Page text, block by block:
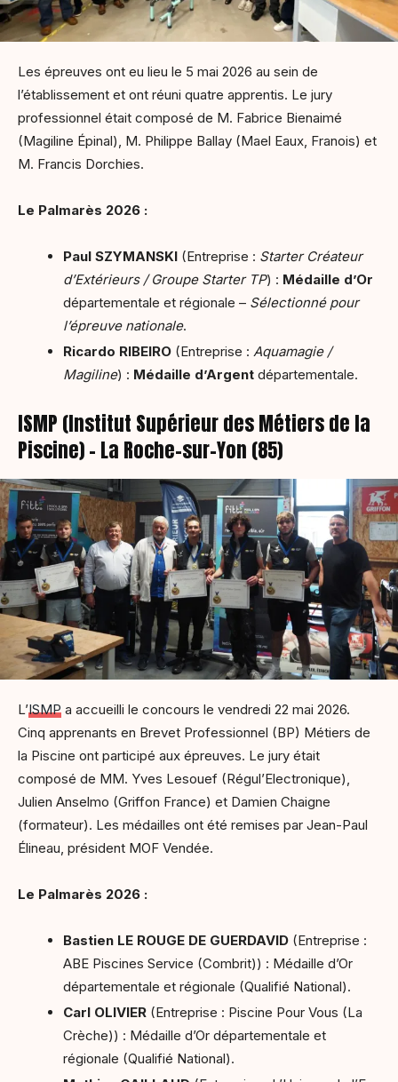
Les épreuves ont eu lieu le 5 mai 2026 au sein de
l’établissement et ont réuni quatre apprentis. Le jury
professionnel était composé de M. Fabrice Bienaimé
(Magiline Épinal), M. Philippe Ballay (Mael Eaux, Franois) et
M. Francis Dorchies.
Le Palmarès 2026 :
Paul SZYMANSKI (Entreprise : Starter Créateur
d’Extérieurs / Groupe Starter TP) : Médaille d’Or
départementale et régionale – Sélectionné pour
l’épreuve nationale.
Ricardo RIBEIRO (Entreprise : Aquamagie /
Magiline) : Médaille d’Argent départementale.
ISMP (Institut Supérieur des Métiers de la
Piscine) – La Roche-sur-Yon (85)
L’ISMP a accueilli le concours le vendredi 22 mai 2026.
Cinq apprenants en Brevet Professionnel (BP) Métiers de
la Piscine ont participé aux épreuves. Le jury était
composé de MM. Yves Lesouef (Régul’Electronique),
Julien Anselmo (Griffon France) et Damien Chaigne
(formateur). Les médailles ont été remises par Jean-Paul
Élineau, président MOF Vendée.
Le Palmarès 2026 :
Bastien LE ROUGE DE GUERDAVID (Entreprise :
ABE Piscines Service (Combrit)) : Médaille d’Or
départementale et régionale (Qualifié National).
Carl OLIVIER (Entreprise : Piscine Pour Vous (La
Crèche)) : Médaille d’Or départementale et
régionale (Qualifié National).